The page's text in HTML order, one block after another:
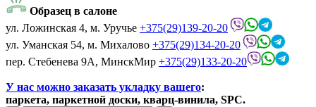
Образец в салоне
ул. Ложинская 4, м. Уручье +375(29)139-20-20
ул. Уманская 54, м. Михалово +375(29)134-20-20
пер. Стебенева 9А, МинскМир +375(29)133-20-20
У нас можно заказать укладку вашего:
паркета, паркетной доски, кварц-винила, SPC.